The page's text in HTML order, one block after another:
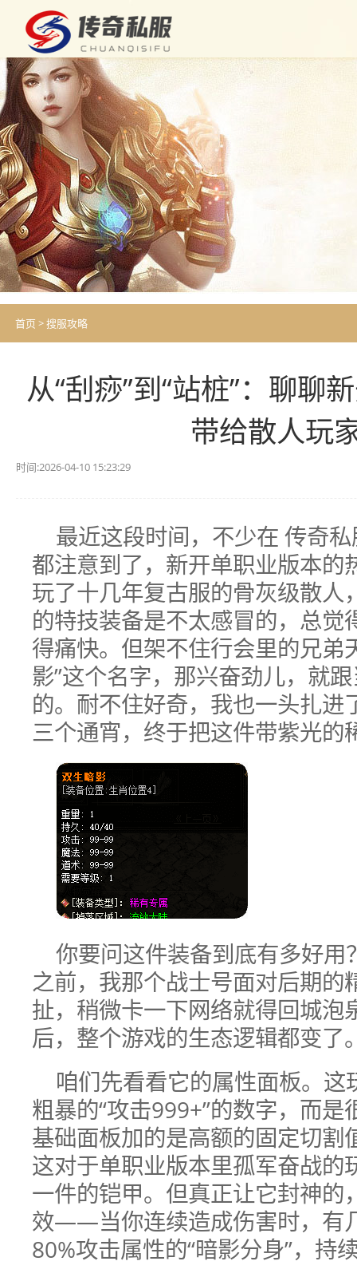
首页 >搜服攻略
从“刮痧”到“站桩”：聊聊
带给散人玩
时间:2026-04-10 15:23:29
最近这段时间，不少在 传奇
都注意到了，新开单职业版本的
玩了十几年复古服的骨灰级散人
的特技装备是不太感冒的，总觉
得痛快。但架不住行会里的兄弟
影”这个名字，那兴奋劲儿，就
的。耐不住好奇，我也一头扎进
三个通宵，终于把这件带紫光的
你要问这件装备到底有多好
之前，我那个战士号面对后期的
扯，稍微卡一下网络就得回城泡
后，整个游戏的生态逻辑都变了
咱们先看看它的属性面板。
粗暴的“攻击999+”的数字，而是
基础面板加的是高额的固定切割
这对于单职业版本里孤军奋战的
一件的铠甲。但真正让它封神的
效——当你连续造成伤害时，有
80%攻击属性的“暗影分身”，持